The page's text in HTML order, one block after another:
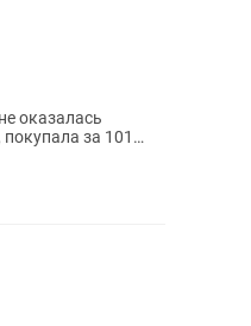
оказалась
за 101